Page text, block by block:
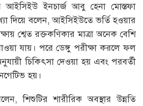
আইসিইউ ইনচার্জ আবু হেনা মোস্তফা
দিয়ে বলেন, আইসিইউতে ভর্তি হওয়ার
শ্বেত রক্তকণিকার মাত্রা অনেক বেশি
যায়। পরে ডেঙ্গু পরীক্ষা করলে ফল
চিকিৎসা দেওয়া হয় এবং পরবর্তী
হয়।
শিশুটির শারীরিক অবস্থার উন্নতি